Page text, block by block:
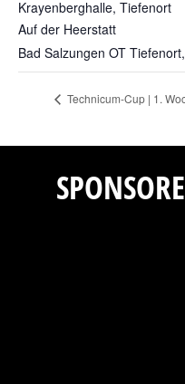
Krayenberghalle, Tiefenort
Auf der Heerstatt
Bad Salzungen OT Tiefenort,
Technicum-Cup | 1.